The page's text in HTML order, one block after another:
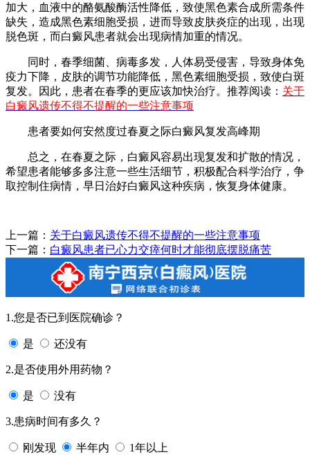
加大，血液中的酪氨酸酶活性降低，致使黑色素合成所需条件
缺失，造成黑色素细胞受损，进而导致皮肤炎症的出现，出现
脱色斑，而白癜风患者就会出现病情加重的情况。
同时，春季细菌、病毒多发，人体易受侵害，导致身体免
疫力下降，皮肤的调节功能降低，黑色素细胞受损，致使白斑
复发。因此，患者在春季的更应该加快治疗。推荐阅读： 关于
白癜风遗传不得不提醒的一些注意事项
患者要如何安然度过春夏之际白癜风复发高峰期
总之，在春夏之际，白癜风容易出现复发和扩散的情况，
希望患者能够多多注意一些生活细节，积极配合科学治疗，争
取控制住病情，早日治好白癜风这种疾病，恢复身体健康。
上一篇： 关于白癜风遗传不得不提醒的一些注意事项
下一篇： 白癜风患者已心力交瘁何时才能彻底摆脱痛苦
1.您是否已到医院确诊？
是 还没有
2.是否使用外用药物？
是 没有
3.患病时间有多久？
刚发现 半年内 1年以上